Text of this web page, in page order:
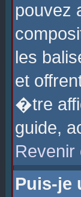
pouvez
les
et
�tre
guide,
Revenir
Puis-je